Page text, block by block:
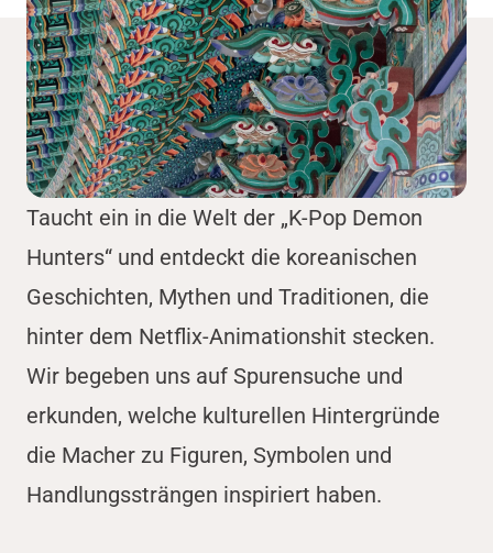
Taucht ein in die Welt der „K-Pop Demon
Hunters“ und entdeckt die koreanischen
Geschichten, Mythen und Traditionen, die
hinter dem Netflix-Animationshit stecken.
Wir begeben uns auf Spurensuche und
erkunden, welche kulturellen Hintergründe
die Macher zu Figuren, Symbolen und
Handlungssträngen inspiriert haben.